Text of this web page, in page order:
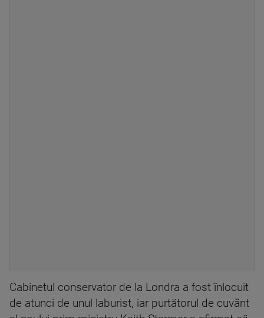
Cabinetul conservator de la Londra a fost înlocuit
de atunci de unul laburist, iar purtătorul de cuvânt